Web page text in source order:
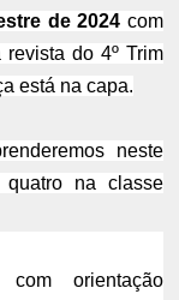
de 2024 com
do 4º Trim
está na capa.
neste
na classe
com orientação